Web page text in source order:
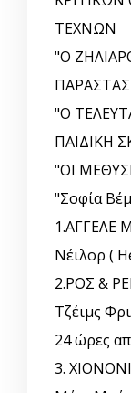
ΤΕΧΝΩΝ
"Ο
"Ο
ΠΑΙΔΙΚΗ
"ΟΙ
"Σοφία
1.ΑΓΓΕΛΕ
Νέιλορ (
2.ΡΟΣ &
Τζέιμς
24 ώρες
3.